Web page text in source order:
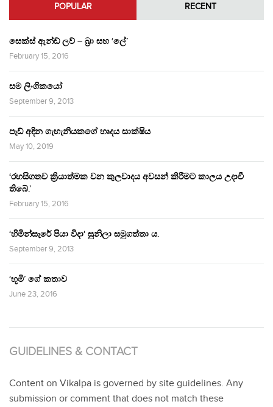
POPULAR RECENT
සෙක්ස් ඇන්ඩ් ලව් – බ්‍රා සහ ‘ලේ’
February 15, 2016
සම ලිංගිකයෝ
September 9, 2013
පෑඩ් අඳින ගැහැනියකගේ හෘදය සාක්ෂිය
May 10, 2019
‘රහසිගතව ක්‍රියාත්මක වන කුලවාදය අවසන් කිරීමට කාලය උදාවී
තිබේ.’
February 15, 2016
‘හිමින්සැරේ පියා විදා‘ සුනිලා සමුගත්තා ය.
September 9, 2013
‘භූමි’ ගේ කතාව
June 23, 2016
GUIDELINES & CONTACT
Content on Vikalpa is governed by site guidelines. Any
submission or comment that does not match these